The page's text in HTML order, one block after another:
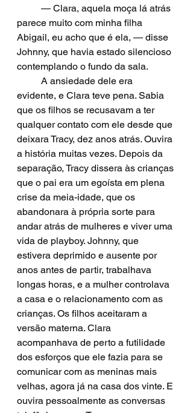
parece muito com minha filha
Abigail, eu acho que é ela, — disse
Johnny, que havia estado silencioso
contemplando o fundo da sala.
evidente, e Clara teve pena. Sabia
que os filhos se recusavam a ter
qualquer contato com ele desde que
deixara Tracy, dez anos atrás. Ouvira
a história muitas vezes. Depois da
separação, Tracy dissera às crianças
que o pai era um egoísta em plena
crise da meia-idade, que os
abandonara à própria sorte para
andar atrás de mulheres e viver uma
vida de playboy. Johnny, que
estivera deprimido e ausente por
anos antes de partir, trabalhava
longas horas, e a mulher controlava
a casa e o relacionamento com as
crianças. Os filhos aceitaram a
versão materna. Clara
acompanhava de perto a futilidade
dos esforços que ele fazia para se
comunicar com as meninas mais
velhas, agora já na casa dos vinte. E
ouvira pessoalmente as conversas